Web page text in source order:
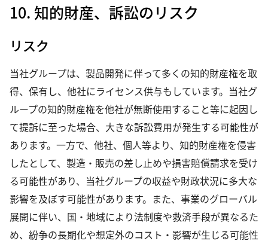
10. 知的財産、訴訟のリスク
リスク
当社グループは、製品開発に伴って多くの知的財産権を取
得、保有し、他社にライセンス供与もしています。当社グ
ループの知的財産権を他社が無断使用すること等に起因し
て提訴に至った場合、大きな訴訟費用が発生する可能性が
あります。一方で、他社、個人等より、知的財産権を侵害
したとして、製造・販売の差し止めや損害賠償請求を受け
る可能性があり、当社グループの収益や財政状況に多大な
影響を及ぼす可能性があります。また、事業のグローバル
展開に伴い、国・地域により法制度や救済手段が異なるた
め、紛争の長期化や想定外のコスト・影響が生じる可能性